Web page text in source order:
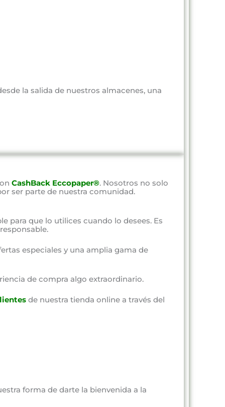
la salida de nuestros almacenes, una
CashBack Eccopaper®. Nosotros no solo
ser parte de nuestra comunidad.
para que lo utilices cuando lo desees. Es
especiales y una amplia gama de
de compra algo extraordinario.
de nuestra tienda online a través del
forma de darte la bienvenida a la